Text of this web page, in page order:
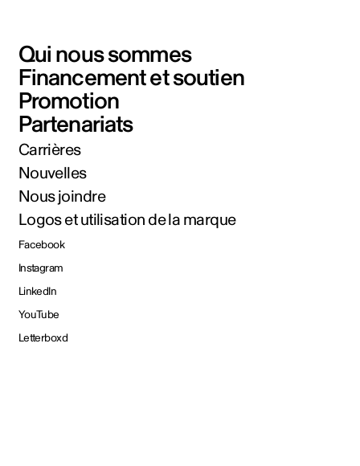
Qui nous sommes
Financement et soutien
Promotion
Partenariats
Carrières
Nouvelles
Nous joindre
Logos et utilisation de la marque
Facebook
Instagram
LinkedIn
YouTube
Letterboxd